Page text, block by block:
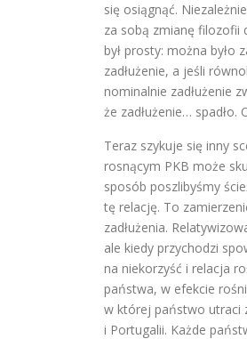
się osiągnąć.
za sobą zmianę filozofii
był prosty: można było
zadłużenie, a jeśli
nominalnie zadłużenie
że zadłużenie… spadło.
Teraz szykuje się inny
rosnącym PKB może
sposób poszlibyśmy
tę relację. To
zadłużenia.
ale kiedy przychodzi
na niekorzyść i relacja
państwa, w efekcie
w której państwo utraci
i Portugalii. Każde